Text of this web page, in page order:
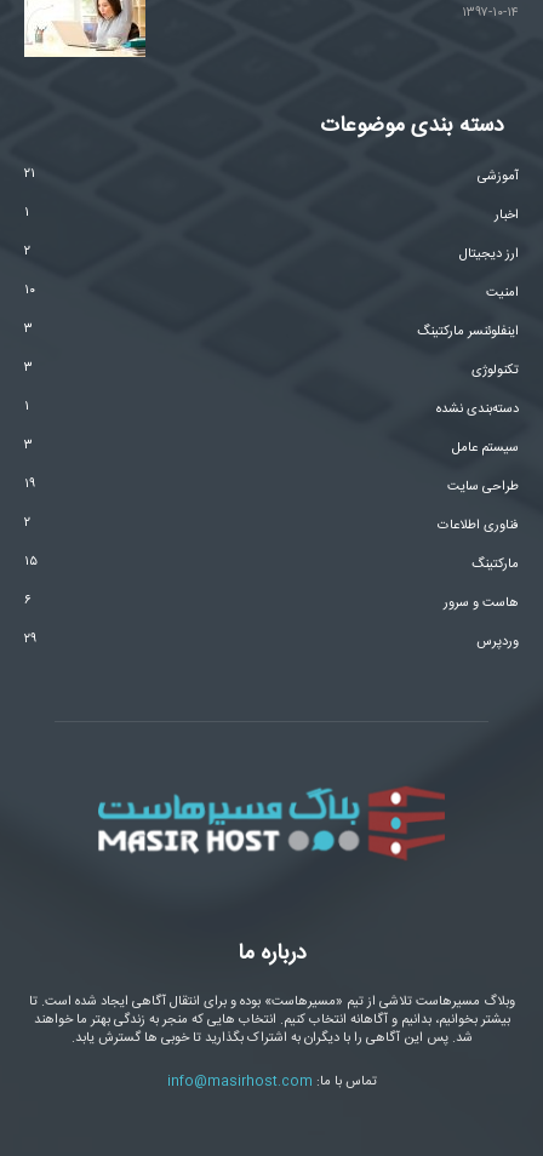
۱۳۹۷-۱۰-۱۴
دسته بندی موضوعات
آموزشی
۲۱
اخبار
۱
ارز دیجیتال
۲
امنیت
۱۰
اینفلوئنسر مارکتینگ
۳
تکنولوژی
۳
دسته‌بندی نشده
۱
سیستم عامل
۳
طراحی سایت
۱۹
فناوری اطلاعات
۲
مارکتینگ
۱۵
هاست و سرور
۶
وردپرس
۲۹
درباره ما
وبلاگ مسیرهاست تلاشی از تیم «مسیرهاست» بوده و برای انتقال آگاهی ایجاد شده است. تا
بیشتر بخوانیم، بدانیم و آگاهانه انتخاب کنیم. انتخاب هایی که منجر به زندگی بهتر ما خواهند
شد. پس این آگاهی را با دیگران به اشتراک بگذارید تا خوبی ها گسترش یابد.
تماس با ما: info@masirhost.com